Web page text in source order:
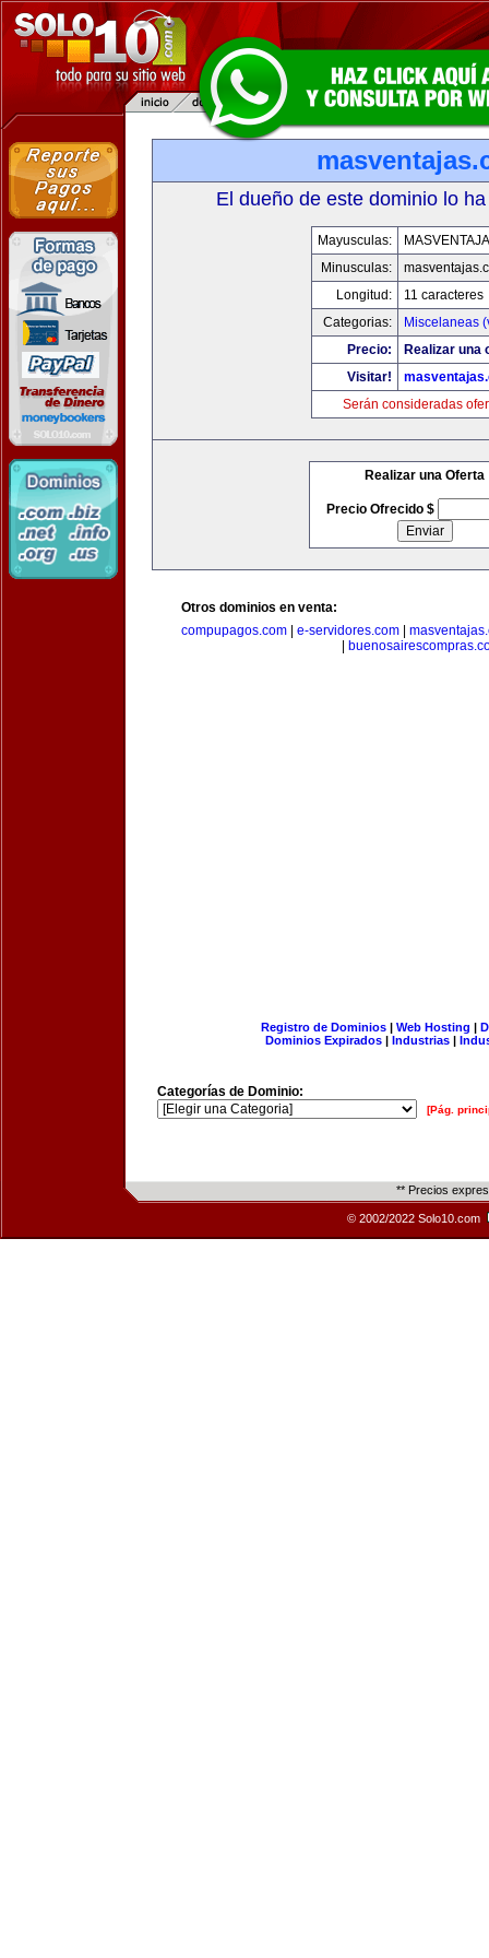
El dueño de este dominio lo
Mayusculas:
Minusculas:
Longitud:
11 caracteres
Categorias:
Miscelaneas
Precio:
Realizar una
Visitar!
Serán consideradas
Realizar una Oferta
Precio Ofrecido $
Otros dominios en venta:
compupagos.com
e-servidores.com
Registro de Dominios| Web Hosting |
Dominios Expirados | Industrias |
Categorías de Dominio:
[Pág.
** Precios
© 2002/2022 Solo10.com